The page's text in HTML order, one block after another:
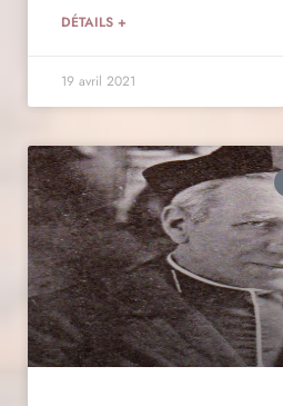
DÉTAILS +
19 avril 2021